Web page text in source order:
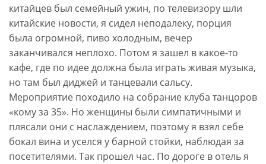
китайцев был семейный ужин, по телевизору шли
китайские новости, я сидел неподалеку, порция
была огромной, пиво холодным, вечер
заканчивался неплохо. Потом я зашел в какое-то
кафе, где по идее должна была играть живая музыка,
но там был диджей и танцевали сальсу.
Мероприятие походило на собрание клуба танцоров
«кому за 35». Но женщины были симпатичными и
плясали они с наслаждением, поэтому я взял себе
бокал вина и уселся у барной стойки, наблюдая за
посетителями. Так прошел час. По дороге в отель я